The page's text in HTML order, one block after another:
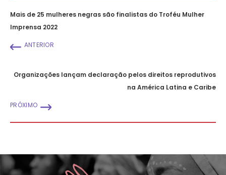
Mais de 25 mulheres negras são finalistas do Troféu Mulher
Imprensa 2022
ANTERIOR
Organizações lançam declaração pelos direitos reprodutivos
na América Latina e Caribe
PRÓXIMO